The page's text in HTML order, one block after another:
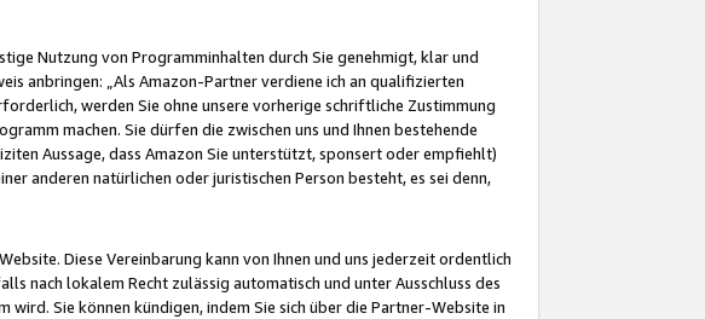
Nutzung von Programminhalten durch Sie genehmigt, klar und
anbringen: „Als Amazon-Partner verdiene ich an qualifizierten
werden Sie ohne unsere vorherige schriftliche Zustimmung
machen. Sie dürfen die zwischen uns und Ihnen bestehende
Aussage, dass Amazon Sie unterstützt, sponsert oder empfiehlt)
anderen natürlichen oder juristischen Person besteht, es sei denn,
Diese Vereinbarung kann von Ihnen und uns jederzeit ordentlich
nach lokalem Recht zulässig automatisch und unter Ausschluss des
Sie können kündigen, indem Sie sich über die Partner-Website in